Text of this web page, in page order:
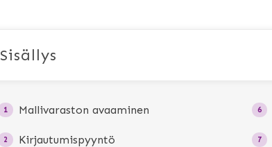
Sisällys
1 Mallivaraston avaaminen
2 Kirjautumispyyntö
6
7